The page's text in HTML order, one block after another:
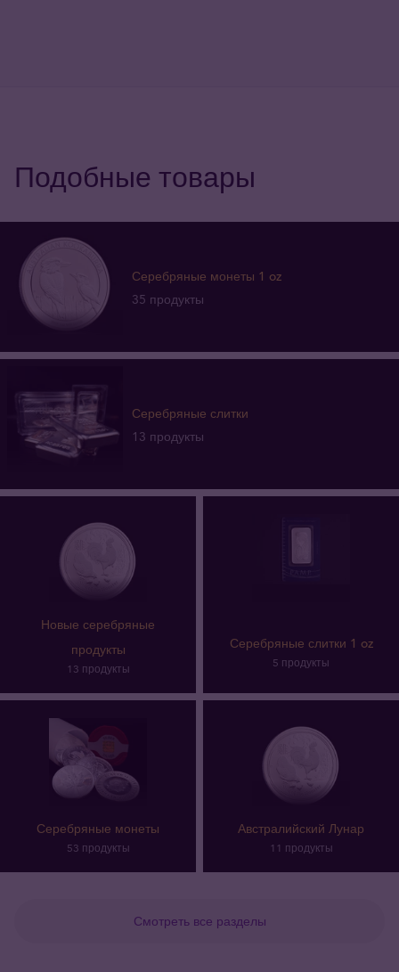
Подобные товары
Смотреть все разделы
Серебряные монеты 1 oz
35 продукты
Серебряные слитки
13 продукты
Новые серебряные
продукты
13 продукты
Серебряные слитки 1 oz
5 продукты
Серебряные монеты
53 продукты
Австралийский Лунар
11 продукты